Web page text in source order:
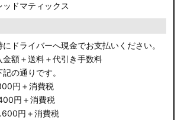
ドマティックス
ドライバーへ現金でお支払いください。
額＋送料＋代引き手数料
の通りです。
円＋消費税
円＋消費税
円＋消費税